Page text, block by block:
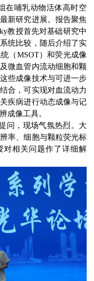
在哺乳动物活体高时空
新研究进展。报告聚焦
教授首先对基础研究中
统比较，随后介绍了实
（MSOT）和荧光成像
微血管内流动细胞和颗
些成像技术与可进一步
合，可实现对血流动力
疾病进行动态成像与记
成像工具。
问，现场气氛热烈。大
率、细胞与颗粒荧光标
对相关问题作了详细解